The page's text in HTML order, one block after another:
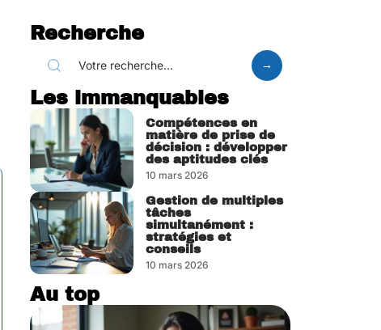
Recherche
Les immanquables
Compétences en
matière de prise de
décision : développer
des aptitudes clés
10 mars 2026
Gestion de multiples
tâches
simultanément :
stratégies et
conseils
10 mars 2026
Au top